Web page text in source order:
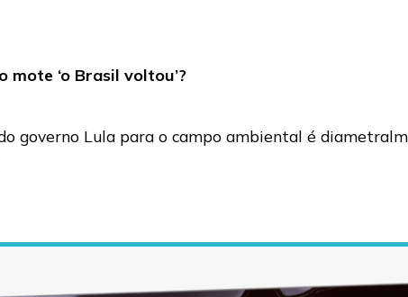
mote ‘o Brasil voltou’?
governo Lula para o campo ambiental é